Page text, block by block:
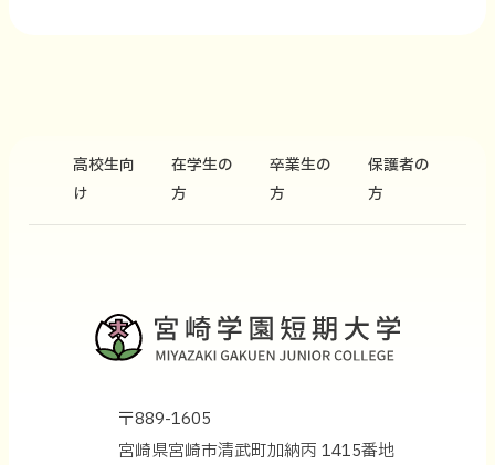
高校生向
け
在学生の
方
卒業生の
方
保護者の
方
〒889-1605
宮崎県宮崎市清武町加納丙 1415番地